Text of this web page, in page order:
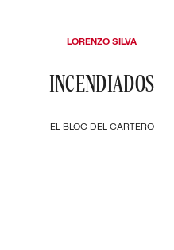
EL BLOC DEL CARTERO
INCENDIADOS
LORENZO SILVA